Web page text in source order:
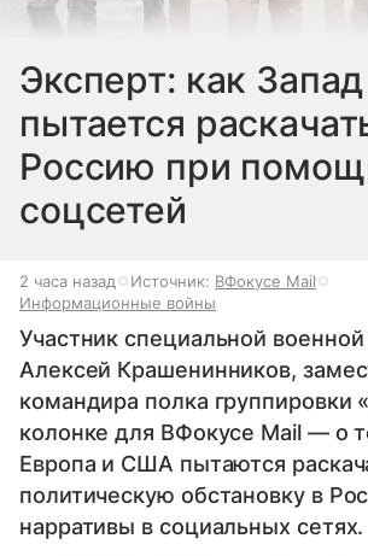
Эксперт: как Запад
пытается
Россию при
соцсетей
2 часа назад Источник: ВФокусе Mail
Информационные войны
Участник специальной
Алексей Крашенинников,
командира полка группировки
колонке для ВФокусе Mail — о
Европа и США пытаются
политическую обстановку в
нарративы в социальных сетях.